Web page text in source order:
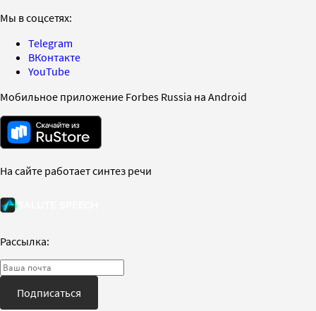
Мы в соцсетях:
Telegram
ВКонтакте
YouTube
Мобильное приложение Forbes Russia на Android
На сайте работает синтез речи
Рассылка:
Подписаться